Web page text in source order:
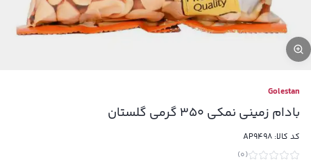
Golestan
بادام زمینی نمکی 350 گرمی گلستان
کد کالا: AP9498
(
0
)